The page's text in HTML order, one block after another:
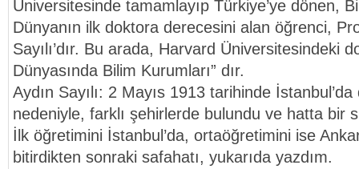
Üniversitesinde tamamlayıp Türkiye’ye dönen,
Dünyanın ilk doktora derecesini alan öğrenci,
Sayılı’dır. Bu arada, Harvard Üniversitesindeki
Dünyasında Bilim Kurumları” dır.
Aydın Sayılı: 2 Mayıs 1913 tarihinde
nedeniyle, farklı şehirlerde bulundu ve hatta bir
İlk öğretimini İstanbul’da, ortaöğretimini ise
bitirdikten sonraki safahatı, yukarıda yazdım.